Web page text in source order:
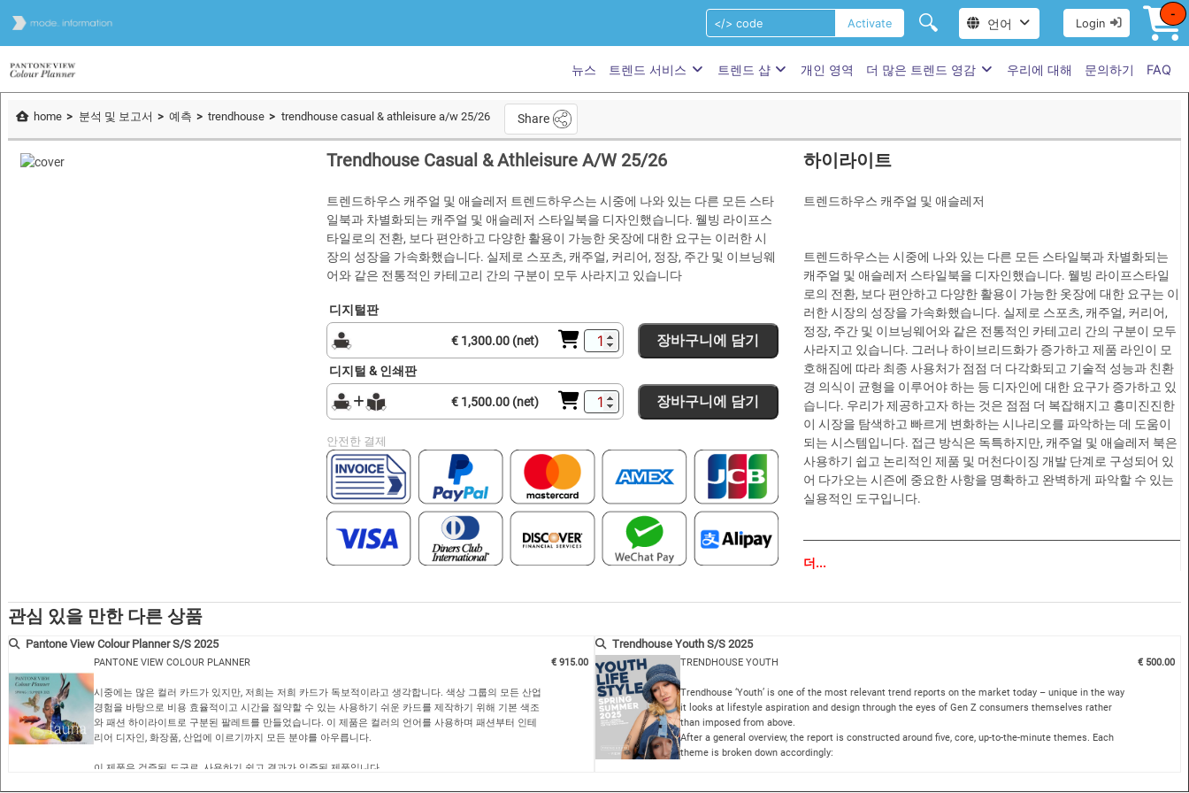
Activate 🔍 언어 Login
-
뉴스 트렌드 서비스 트렌드 샵 개인 영역 더 많은 트렌드 영감 우리에 대해 문의하기 FAQ
home 분석 및 보고서 예측 trendhouse trendhouse casual & athleisure a/w 25/26 Share
Trendhouse Casual & Athleisure A/W 25/26
트렌드하우스 캐주얼 및 애슬레저 트렌드하우스는 시중에 나와 있는 다른 모든 스타
일북과 차별화되는 캐주얼 및 애슬레저 스타일북을 디자인했습니다. 웰빙 라이프스
타일로의 전환, 보다 편안하고 다양한 활용이 가능한 옷장에 대한 요구는 이러한 시
장의 성장을 가속화했습니다. 실제로 스포츠, 캐주얼, 커리어, 정장, 주간 및 이브닝웨
어와 같은 전통적인 카테고리 간의 구분이 모두 사라지고 있습니다
디지털판
€ 1,300.00 (net) 장바구니에 담기
디지털 & 인쇄판
€ 1,500.00 (net) 장바구니에 담기
안전한 결제
하이라이트
트렌드하우스 캐주얼 및 애슬레저
트렌드하우스는 시중에 나와 있는 다른 모든 스타일북과 차별화되는
캐주얼 및 애슬레저 스타일북을 디자인했습니다. 웰빙 라이프스타일
로의 전환, 보다 편안하고 다양한 활용이 가능한 옷장에 대한 요구는 이
러한 시장의 성장을 가속화했습니다. 실제로 스포츠, 캐주얼, 커리어,
정장, 주간 및 이브닝웨어와 같은 전통적인 카테고리 간의 구분이 모두
사라지고 있습니다. 그러나 하이브리드화가 증가하고 제품 라인이 모
호해짐에 따라 최종 사용처가 점점 더 다각화되고 기술적 성능과 친환
경 의식이 균형을 이루어야 하는 등 디자인에 대한 요구가 증가하고 있
습니다. 우리가 제공하고자 하는 것은 점점 더 복잡해지고 흥미진진한
이 시장을 탐색하고 빠르게 변화하는 시나리오를 파악하는 데 도움이
되는 시스템입니다. 접근 방식은 독특하지만, 캐주얼 및 애슬레저 북은
사용하기 쉽고 논리적인 제품 및 머천다이징 개발 단계로 구성되어 있
어 다가오는 시즌에 중요한 사항을 명확하고 완벽하게 파악할 수 있는
실용적인 도구입니다.
1. 더 큰 그림:
최종 사용자의 관점에서 각 스토리의 배경, 즉 누구를 위
니다.
3. 영향: 컨셉에 대한 접근 방식에 영향을 주고 정보를 제공할 수 있는
모든 산업 분야의 유사 컨셉을 살펴봅니다.
더...
관심 있을 만한 다른 상품
Pantone View Colour Planner S/S 2025
PANTONE VIEW COLOUR PLANNER
시중에는 많은 컬러 카드가 있지만, 저희는 저희 카드가 독보적이라고 생각합니다. 색상 그룹의 모든 산업
경험을 바탕으로 비용 효율적이고 시간을 절약할 수 있는 사용하기 쉬운 카드를 제작하기 위해 기본 색조
와 패션 하이라이트로 구분된 팔레트를 만들었습니다. 이 제품은 컬러의 언어를 사용하며 패션부터 인테
리어 디자인, 화장품, 산업에 이르기까지 모든 분야를 아우릅니다.
이 제품은 검증된 도구로, 사용하기 쉽고 결과가 입증된 제품입니다.
€ 915.00
Trendhouse Youth S/S 2025
TRENDHOUSE YOUTH
Trendhouse ‘Youth’ is one of the most relevant trend reports on the market today – unique in the way
it looks at lifestyle aspiration and design through the eyes of Gen Z consumers themselves rather
than imposed from above.
After a general overview, the report is constructed around five, core, up-to-the-minute themes. Each
theme is broken down accordingly:
€ 500.00